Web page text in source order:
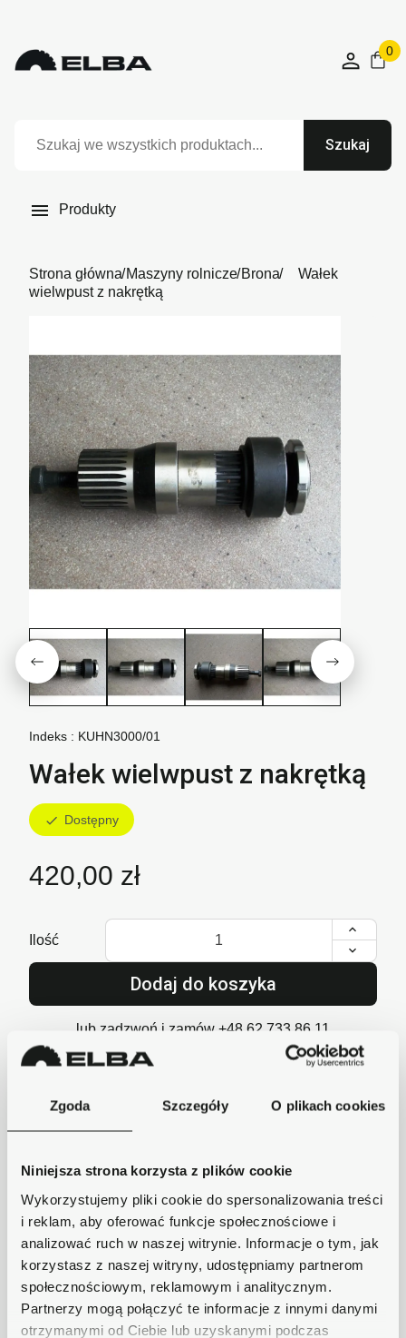
Zgoda Szczegóły O plikach cookies
Niniejsza strona korzysta z plików cookie
Wykorzystujemy pliki cookie do spersonalizowania treści
i reklam, aby oferować funkcje społecznościowe i
analizować ruch w naszej witrynie. Informacje o tym, jak
korzystasz z naszej witryny, udostępniamy partnerom
społecznościowym, reklamowym i analitycznym.
Partnerzy mogą połączyć te informacje z innymi danymi
otrzymanymi od Ciebie lub uzyskanymi podczas
0
Szukaj
 Produkty
Strona główna Maszyny rolnicze Brona
Wałek
wielwpust z nakrętką
Indeks : KUHN3000/01
Wałek wielwpust z nakrętką
check Dostępny
420,00 zł
Ilość
Dodaj do koszyka
lub zadzwoń i zamów +48 62 733 86 11
dostawy już od 18zł.
Bezpieczne płatności
Płatności obsługuje Przelewy24 - największy
operator płatności online w Polsce.
Masz pytania dotyczące produktu?
Zadzwoń do nas 62 733 86 11 lub napisz e-
mail. Chętnie pomożemy!